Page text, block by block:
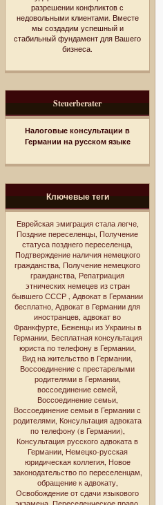
разрешении конфликтов с
недовольными клиентами. Вместе
мы создадим успешный и
стабильный фундамент для Вашего
бизнеса.
Steuerberater
Налоговые консультации в
Германии на русском языке
Ключевые теги
Еврейская эмиграция стала легче,
Поздние переселенцы, Получение
статуса позднего переселенца,
Подтверждение наличия немецкого
гражданства, Получение немецкого
гражданства, Репатриация
этнических немецев из стран
бывшего СССР , Адвокат в Германии
бесплатно, Адвокат в Германии для
иностранцев, адвокат во
Франкфурте, Беженцы из Украины в
Германии, Бесплатная консультация
юриста по телефону в Германии,
Вид на жительство в Германии,
Воссоединение с престарелыми
родителями в Германии,
воссоединение семей,
Воссоединение семьи,
Воссоединение семьи в Германии с
родителями, Консультация адвоката
по телефону (в Германии),
Консультация русского адвоката в
Германии, Немецко-русская
юридическая коллегия, Новое
законодательство по переселенцам,
обращение к адвокату,
Освобождение от сдачи языкового